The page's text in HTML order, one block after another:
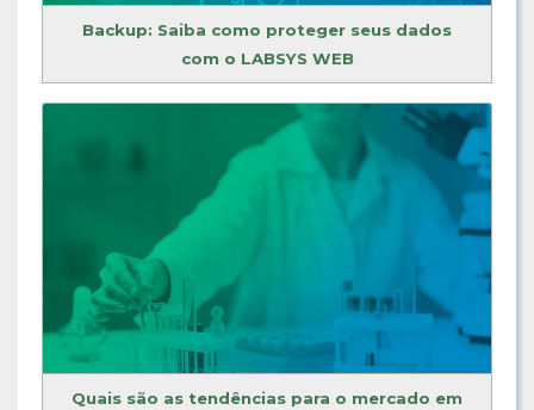
Backup: Saiba como proteger seus dados
com o LABSYS WEB
Quais são as tendências para o mercado em